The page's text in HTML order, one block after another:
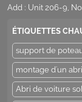
Add : Unit 206-9,
ÉTIQUETTES
support de
montage d'un
Abri de voiture